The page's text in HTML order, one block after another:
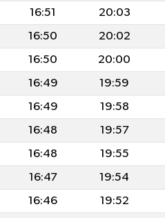
16:51 20:03
16:50 20:02
16:50 20:00
16:49 19:59
16:49 19:58
16:48 19:57
16:48 19:55
16:47 19:54
16:46 19:52